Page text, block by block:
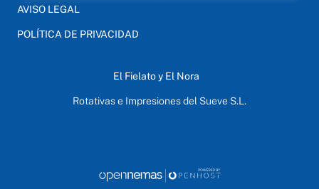
AVISO LEGAL
POLÍTICA DE PRIVACIDAD
El Fielato y El Nora
Rotativas e Impresiones del Sueve S.L.